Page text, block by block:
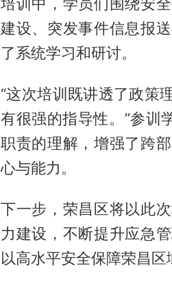
培训中，学员们围绕安
建设、突发事件信息报
了系统学习和研讨。
“这次培训既讲透了政策
有很强的指导性。”参训
职责的理解，增强了跨
心与能力。
下一步，荣昌区将以此
力建设，不断提升应急
以高水平安全保障荣昌区